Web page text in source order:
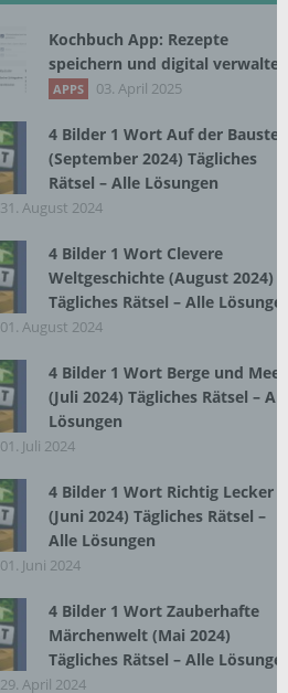
Kochbuch App: Rezepte
speichern und digital verwalten
APPS 03. April 2025
4 Bilder 1 Wort Auf der Baustelle
(September 2024) Tägliches
Rätsel – Alle Lösungen
31. August 2024
4 Bilder 1 Wort Clevere
Weltgeschichte (August 2024)
Tägliches Rätsel – Alle Lösungen
01. August 2024
4 Bilder 1 Wort Berge und Meer
(Juli 2024) Tägliches Rätsel – Alle
Lösungen
01. Juli 2024
4 Bilder 1 Wort Richtig Lecker
(Juni 2024) Tägliches Rätsel –
Alle Lösungen
01. Juni 2024
4 Bilder 1 Wort Zauberhafte
Märchenwelt (Mai 2024)
Tägliches Rätsel – Alle Lösungen
29. April 2024